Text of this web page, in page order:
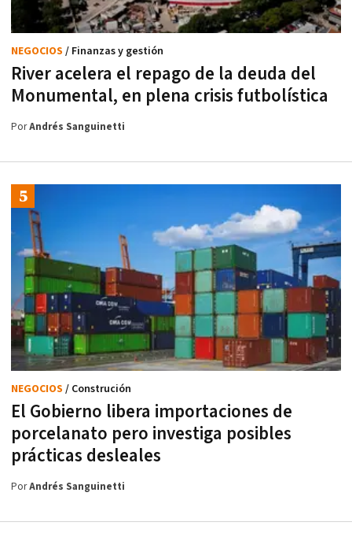
River acelera el repago de la deuda del
Monumental, en plena crisis futbolística
NEGOCIOS / Finanzas y gestión
PorAndrés Sanguinetti
El Gobierno libera importaciones de
porcelanato pero investiga posibles
prácticas desleales
NEGOCIOS / Construción
PorAndrés Sanguinetti